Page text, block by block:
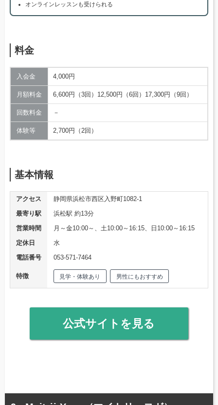
オンラインレッスンも受けられる
料金
入会金 4,000円
月額料金 6,600円（3回）12,500円（6回）17,300円（9回）
回数料金 －
体験等 2,700円（2回）
基本情報
アクセス
静岡県浜松市西区入野町1082-1
最寄り駅
浜松駅 約13分
営業時間
月～金10:00～、土10:00～16:15、日10:00～16:15
定休日
水
電話番号
053-571-7464
特徴 見学・体験あり 男性にもおすすめ
公式サイトを見る